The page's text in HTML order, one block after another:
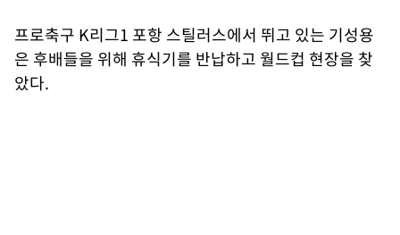
프로축구 K리그1 포항 스틸러스에서 뛰고 있는 기성용
은 후배들을 위해 휴식기를 반납하고 월드컵 현장을 찾
았다.